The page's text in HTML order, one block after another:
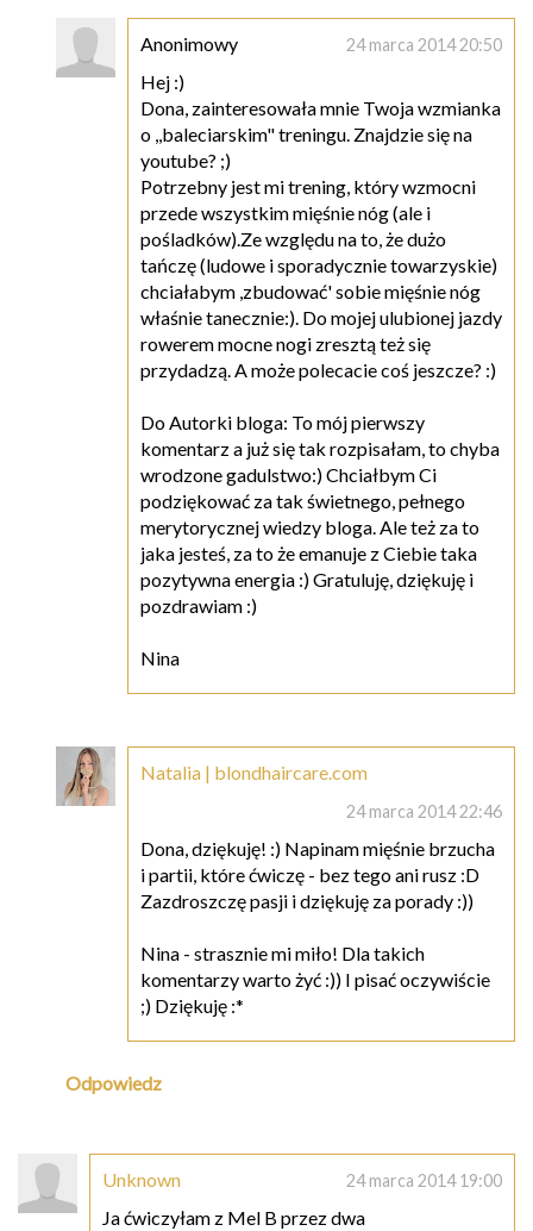
Anonimowy 24 marca 2014 20:50
Hej :)
Dona, zainteresowała mnie Twoja wzmianka
o ,,baleciarskim" treningu. Znajdzie się na
youtube? ;)
Potrzebny jest mi trening, który wzmocni
przede wszystkim mięśnie nóg (ale i
pośladków).Ze względu na to, że dużo
tańczę (ludowe i sporadycznie towarzyskie)
chciałabym ,zbudować' sobie mięśnie nóg
właśnie tanecznie:). Do mojej ulubionej jazdy
rowerem mocne nogi zresztą też się
przydadzą. A może polecacie coś jeszcze? :)
Do Autorki bloga: To mój pierwszy
komentarz a już się tak rozpisałam, to chyba
wrodzone gadulstwo:) Chciałbym Ci
podziękować za tak świetnego, pełnego
merytorycznej wiedzy bloga. Ale też za to
jaka jesteś, za to że emanuje z Ciebie taka
pozytywna energia :) Gratuluję, dziękuję i
pozdrawiam :)
Nina
Natalia | blondhaircare.com
24 marca 2014 22:46
Dona, dziękuję! :) Napinam mięśnie brzucha
i partii, które ćwiczę - bez tego ani rusz :D
Zazdroszczę pasji i dziękuję za porady :))
Nina - strasznie mi miło! Dla takich
komentarzy warto żyć :)) I pisać oczywiście
;) Dziękuję :*
Odpowiedz
Unknown 24 marca 2014 19:00
Ja ćwiczyłam z Mel B przez dwa